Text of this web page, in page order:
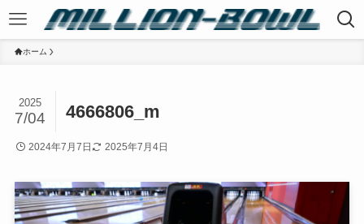
ホーム
4666806_m
2025
7/04
2024年7月7日 2025年7月4日